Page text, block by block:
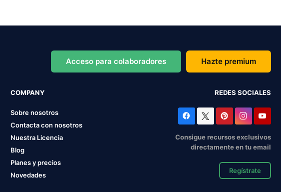
Acceso para colaboradores Hazte premium
COMPANY
Sobre nosotros
Contacta con nosotros
Nuestra Licencia
Blog
Planes y precios
Novedades
REDES SOCIALES
Consigue recursos exclusivos
directamente en tu email
Regístrate